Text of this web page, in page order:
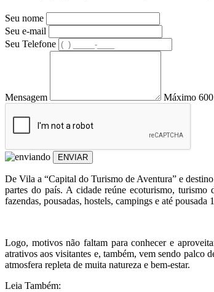
Seu nome
Seu e-mail
Seu Telefone
Mensagem Máximo 600
ENVIAR
De Vila a “Capital do Turismo de Aventura” e
partes do país. A cidade reúne ecoturismo, turismo
fazendas, pousadas, hostels, campings e até
Logo, motivos não faltam para conhecer e
atrativos aos visitantes e, também, vem sendo palco
atmosfera repleta de muita natureza e bem-estar.
Leia Também: